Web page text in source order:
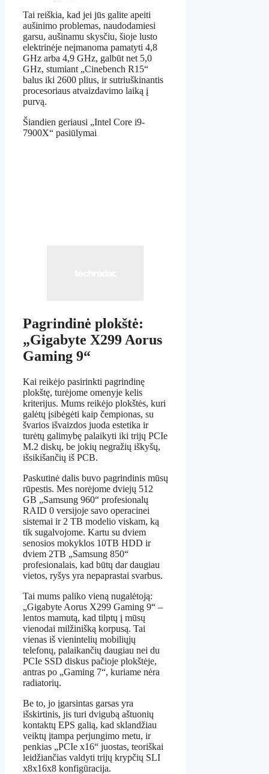
Tai reiškia, kad jei jūs galite apeiti
aušinimo problemas, naudodamiesi
garsu, aušinamu skysčiu, šioje lusto
elektrinėje neįmanoma pamatyti 4,8
GHz arba 4,9 GHz, galbūt net 5,0
GHz, stumiant „Cinebench R15“
balus iki 2600 plius, ir sutriuškinantis
procesoriaus atvaizdavimo laiką į
purvą.
Šiandien geriausi „Intel Core i9-
7900X“ pasiūlymai
Pagrindinė plokštė:
„Gigabyte X299 Aorus
Gaming 9“
Kai reikėjo pasirinkti pagrindinę
plokštę, turėjome omenyje kelis
kriterijus. Mums reikėjo plokštės, kuri
galėtų įsibėgėti kaip čempionas, su
švarios išvaizdos juoda estetika ir
turėtų galimybę palaikyti iki trijų PCIe
M.2 diskų, be jokių negražių iškyšų,
išsikišančių iš PCB.
Paskutinė dalis buvo pagrindinis mūsų
rūpestis. Mes norėjome dviejų 512
GB „Samsung 960“ profesionalų
RAID 0 versijoje savo operacinei
sistemai ir 2 TB modelio viskam, ką
tik sugalvojome. Kartu su dviem
senosios mokyklos 10TB HDD ir
dviem 2TB „Samsung 850“
profesionalais, kad būtų dar daugiau
vietos, ryšys yra nepaprastai svarbus.
Tai mums paliko vieną nugalėtoją:
„Gigabyte Aorus X299 Gaming 9“ –
lentos mamutą, kad tilptų į mūsų
vienodai milžinišką korpusą. Tai
vienas iš vienintelių mobiliųjų
telefonų, palaikančių daugiau nei du
PCIe SSD diskus pačioje plokštėje,
antras po „Gaming 7“, kuriame nėra
radiatorių.
Be to, jo įgarsintas garsas yra
išskirtinis, jis turi dvigubą aštuonių
kontaktų EPS galią, kad sklandžiau
veiktų įtampa perjungimo metu, ir
penkias „PCIe x16“ juostas, teoriškai
leidžiančias valdyti trijų krypčių SLI
x8x16x8 konfigūracija.